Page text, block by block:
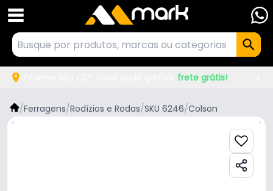
frete grátis!
/Ferragens/Rodízios e Rodas/SKU 6246/Colson